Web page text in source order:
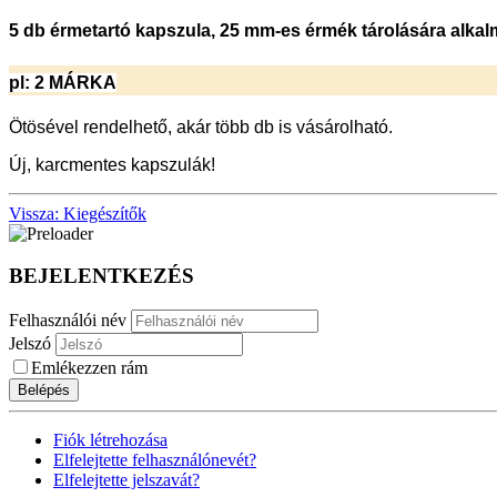
5 db érmetartó kapszula, 25 mm-es érmék tárolására
pl: 2 MÁRKA
Ötösével rendelhető, akár több db is vásárolható.
Új, karcmentes kapszulák!
Vissza: Kiegészítők
BEJELENTKEZÉS
Felhasználói név
Jelszó
Emlékezzen rám
Belépés
Fiók létrehozása
Elfelejtette felhasználónevét?
Elfelejtette jelszavát?